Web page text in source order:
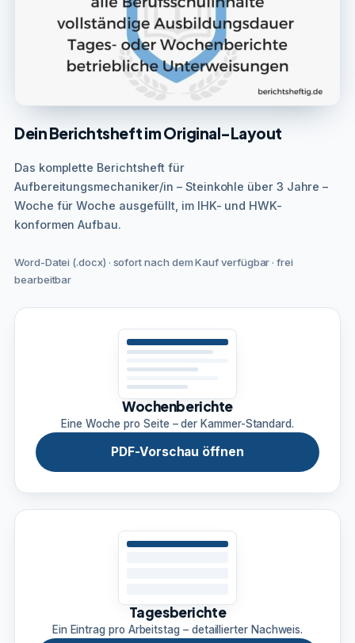
Dein Berichtsheft im Original-Layout
Das komplette Berichtsheft für
Aufbereitungsmechaniker/in – Steinkohle über 3 Jahre –
Woche für Woche ausgefüllt, im IHK- und HWK-
konformen Aufbau.
Word-Datei (.docx) · sofort nach dem Kauf verfügbar · frei
bearbeitbar
Wochenberichte
Eine Woche pro Seite – der Kammer-Standard.
PDF-Vorschau öffnen
Tagesberichte
Ein Eintrag pro Arbeitstag – detaillierter Nachweis.